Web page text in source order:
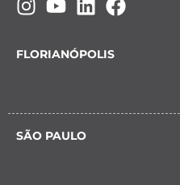
FLORIANÓPOLIS
SÃO PAULO